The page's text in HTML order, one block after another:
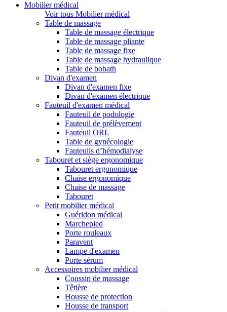
Mobilier médical
Voir tous Mobilier médical
Table de massage
Table de massage électrique
Table de massage pliante
Table de massage fixe
Table de massage hydraulique
Table de bobath
Divan d'examen
Divan d'examen fixe
Divan d'examen électrique
Fauteuil d'examen médical
Fauteuil de podologie
Fauteuil de prélèvement
Fauteuil ORL
Table de gynécologie
Fauteuils d’hémodialyse
Tabouret et siège ergonomique
Tabouret ergonomique
Chaise ergonomique
Chaise de massage
Tabouret
Petit mobilier médical
Guéridon médical
Marchepied
Porte rouleaux
Paravent
Lampe d'examen
Porte sérum
Accessoires mobilier médical
Coussin de massage
Têtière
Housse de protection
Housse de transport